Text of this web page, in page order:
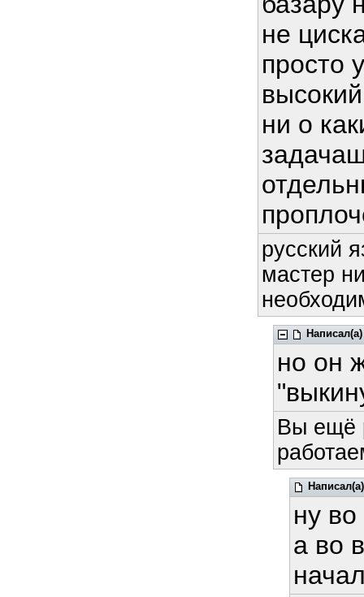
не
просто
высокий
ни о
русский
мастер
Написал(а)
но он
Вы ещё
Написал(а)
ну
а во